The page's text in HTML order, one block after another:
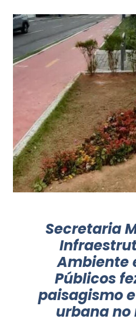
Secretaria
Ambiente
Públicos
paisagismo
urbana